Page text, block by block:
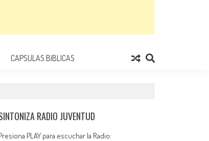
CAPSULAS BIBLICAS
RADIO JUVENTUD
PLAY para escuchar la Radio: